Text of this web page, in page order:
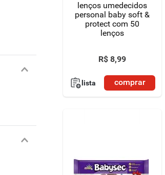
lenços umedecidos
personal baby soft &
protect com 50
lenços
R$ 8,99
lista comprar
macarrão